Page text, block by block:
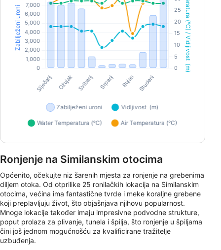
Ronjenje na Similanskim otocima
Općenito, očekujte niz šarenih mjesta za ronjenje na grebenima
diljem otoka. Od otprilike 25 ronilačkih lokacija na Similanskim
otocima, većina ima fantastične tvrde i meke koraljne grebene
koji preplavljuju život, što objašnjava njihovu popularnost.
Mnoge lokacije također imaju impresivne podvodne strukture,
poput prolaza za plivanje, tunela i špilja, što ronjenje u špiljama
čini još jednom mogućnošću za kvalificirane tražitelje
uzbuđenja.